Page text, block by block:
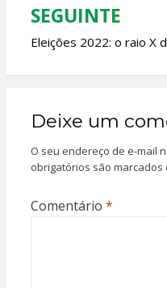
SEGUINTE
Eleições 2022: o raio X
Deixe um
O seu endereço de e-mail
obrigatórios são marcados
Comentário *